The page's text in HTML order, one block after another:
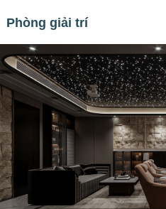
Phòng giải trí